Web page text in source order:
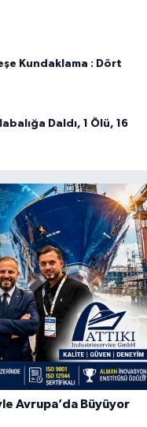
Kundaklama : Dört
Daldı, 1 Ölü, 16
Avrupa’da Büyüyor